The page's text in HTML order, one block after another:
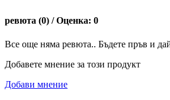
ревюта (0) / Оценка: 0
Все още няма ревюта.. Бъдете пръв и
Добавете мнение за този продукт
Добави мнение